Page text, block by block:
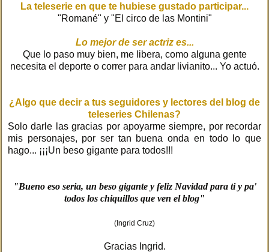
La teleserie en que te hubiese gustado participar...
"Romané" y "El circo de las Montini"
Lo mejor de ser actriz es...
Que lo paso muy bien, me libera, como alguna gente
necesita el deporte o correr para andar livianito... Yo actuó.
¿Algo que decir a tus seguidores y lectores del blog de
teleseries Chilenas?
Solo darle las gracias por apoyarme siempre, por recordar
mis personajes, por ser tan buena onda en todo lo que
hago... ¡¡¡Un beso gigante para todos!!!
"Bueno eso seria, un beso gigante y feliz Navidad para ti y pa'
todos los chiquillos que ven el blog"
(Ingrid Cruz)
Gracias Ingrid.